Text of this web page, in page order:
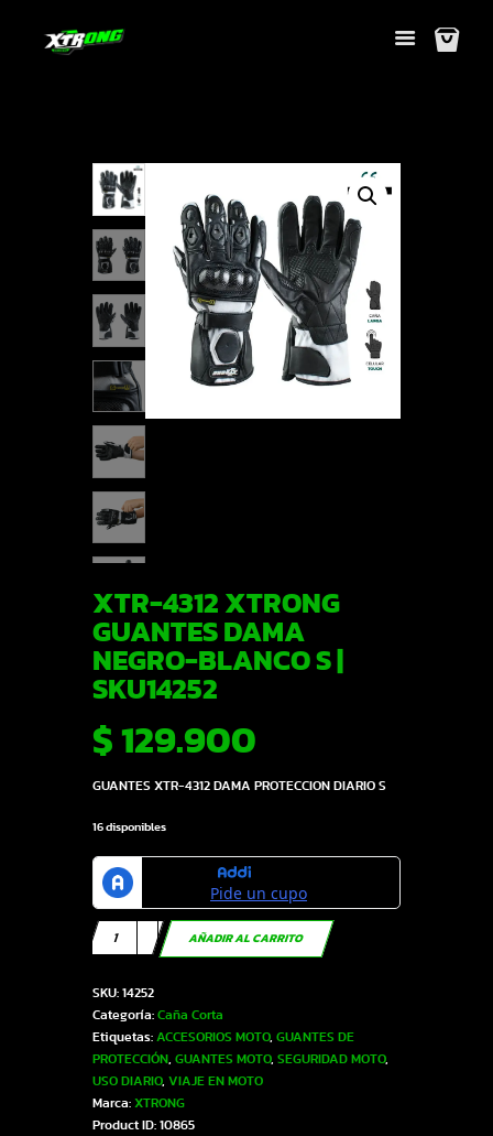
XTR-4312 XTRONG
GUANTES DAMA
NEGRO-BLANCO S |
SKU14252
$ 129.900
GUANTES XTR-4312 DAMA PROTECCION DIARIO S
16 disponibles
XTR-
4312
GUANTES
DAMA
NEGRO-
BLANCO
S
|
SKU14252
AÑADIR AL CARRITO
SKU: 14252
Categoría: Caña Corta
Etiquetas: ACCESORIOS MOTO, GUANTES DE
PROTECCIÓN, GUANTES MOTO, SEGURIDAD MOTO,
USO DIARIO, VIAJE EN MOTO
Marca: XTRONG
Product ID: 10865